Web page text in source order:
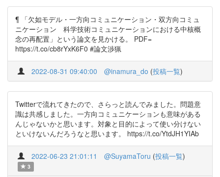
¶ 「欠如モデル・一方向コミュニケーション・双方向コミュ
ニケーション 科学技術コミュニケーションにおける中核概
念の再配置」という論文を見かける。 PDF=
https://t.co/cb8rYxK6F0 #論文渉猟
2022-08-31 09:40:00 @inamura_do (投稿一覧)
Twitterで流れてきたので、さらっと読んでみました。問題意
識は共感しました。一方向コミュニケーションも意味がある
んじゃないかと思います。対象と目的によって使い分けない
といけないんだろうなと思います。 https://t.co/YtdJH1YIAb
2022-06-23 21:01:11 @SuyamaToru (投稿一覧)
3